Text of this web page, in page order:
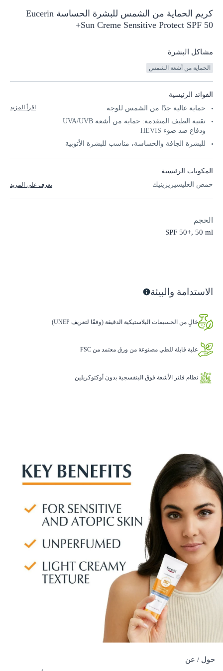
كريم الحماية من الشمس للبشرة
الحساسة Eucerin
Sun Creme Sensitive Protect SPF 50+
مشاكل البشرة
الحماية من أشعة الشمس
الفوائد الرئيسية
حماية عالية جدًا من الشمس للوجه
تقنية الطيف المتقدمة: حماية من أشعة UVA/UVB
ودفاع ضد ضوء HEVIS
للبشرة الجافة والحساسة، مناسب للبشرة الأتوبية
اقرأ المزيد
المكونات الرئيسية
حمض الغليسيريزينيك
تعرف على المزيد
الحجم
SPF 50+, 50 ml
الاستدامة والبيئة
خالٍ من الجسيمات البلاستيكية الدقيقة (وفقًا لتعريف UNEP)
علبة قابلة للطي مصنوعة من ورق معتمد من FSC
نظام فلتر الأشعة فوق البنفسجية بدون أوكتوكريلين
حول / عن